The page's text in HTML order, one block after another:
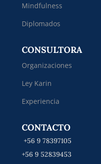
Mindfulness
Diplomados
CONSULTORA
Organizaciones
Ley Karin
Experiencia
CONTACTO
+56 9 78397105
+56 9 52839453